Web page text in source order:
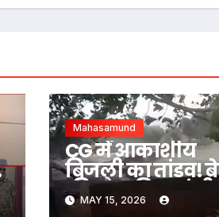
Mahasamund
CG में आकाशीय
बिजली का तांडव!
की मौत, पिता
घायल, मौसम
MAY 15, 2026